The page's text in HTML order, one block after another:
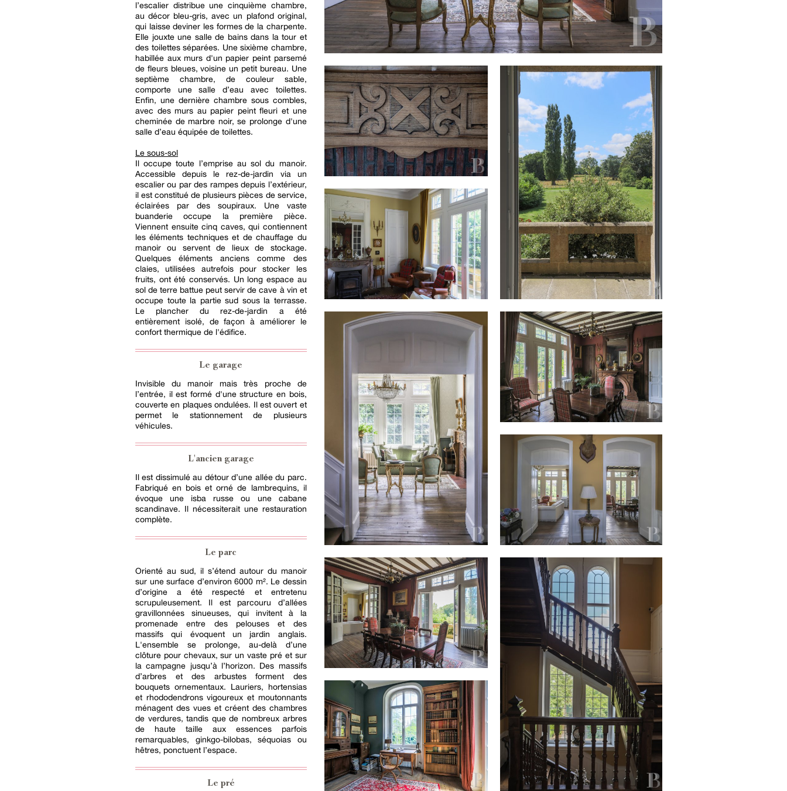
l’escalier distribue une cinquième chambre,
au décor bleu-gris, avec un plafond original,
qui laisse deviner les formes de la charpente.
Elle jouxte une salle de bains dans la tour et
des toilettes séparées. Une sixième chambre,
habillée aux murs d'un papier peint parsemé
de fleurs bleues, voisine un petit bureau. Une
septième chambre, de couleur sable,
comporte une salle d’eau avec toilettes.
Enfin, une dernière chambre sous combles,
avec des murs au papier peint fleuri et une
cheminée de marbre noir, se prolonge d'une
salle d’eau équipée de toilettes.
Le sous-sol
Il occupe toute l’emprise au sol du manoir.
Accessible depuis le rez-de-jardin via un
escalier ou par des rampes depuis l’extérieur,
il est constitué de plusieurs pièces de service,
éclairées par des soupiraux. Une vaste
buanderie occupe la première pièce.
Viennent ensuite cinq caves, qui contiennent
les éléments techniques et de chauffage du
manoir ou servent de lieux de stockage.
Quelques éléments anciens comme des
claies, utilisées autrefois pour stocker les
fruits, ont été conservés. Un long espace au
sol de terre battue peut servir de cave à vin et
occupe toute la partie sud sous la terrasse.
Le plancher du rez-de-jardin a été
entièrement isolé, de façon à améliorer le
confort thermique de l'édifice.
Le garage
Invisible du manoir mais très proche de
l’entrée, il est formé d'une structure en bois,
couverte en plaques ondulées. Il est ouvert et
permet le stationnement de plusieurs
véhicules.
L'ancien garage
Il est dissimulé au détour d’une allée du parc.
Fabriqué en bois et orné de lambrequins, il
évoque une isba russe ou une cabane
scandinave. Il nécessiterait une restauration
complète.
Le parc
Orienté au sud, il s’étend autour du manoir
sur une surface d’environ 6000 m². Le dessin
d’origine a été respecté et entretenu
scrupuleusement. Il est parcouru d’allées
gravillonnées sinueuses, qui invitent à la
promenade entre des pelouses et des
massifs qui évoquent un jardin anglais.
L'ensemble se prolonge, au-delà d’une
clôture pour chevaux, sur un vaste pré et sur
la campagne jusqu’à l’horizon. Des massifs
d’arbres et des arbustes forment des
bouquets ornementaux. Lauriers, hortensias
et rhododendrons vigoureux et moutonnants
ménagent des vues et créent des chambres
de verdures, tandis que de nombreux arbres
de haute taille aux essences parfois
remarquables, ginkgo-bilobas, séquoias ou
hêtres, ponctuent l’espace.
Le pré